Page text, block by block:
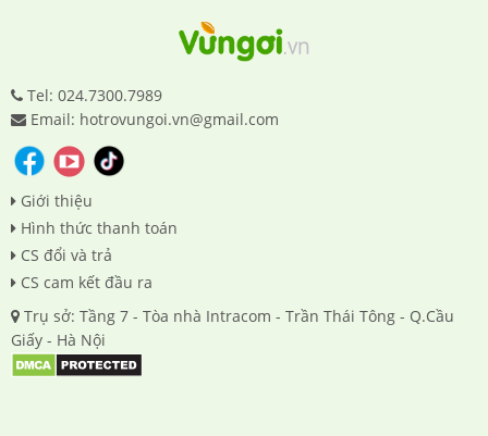
Tel: 024.7300.7989
Email: hotrovungoi.vn@gmail.com
Giới thiệu
Hình thức thanh toán
CS đổi và trả
CS cam kết đầu ra
Trụ sở: Tầng 7 - Tòa nhà Intracom - Trần Thái Tông - Q.Cầu
Giấy - Hà Nội